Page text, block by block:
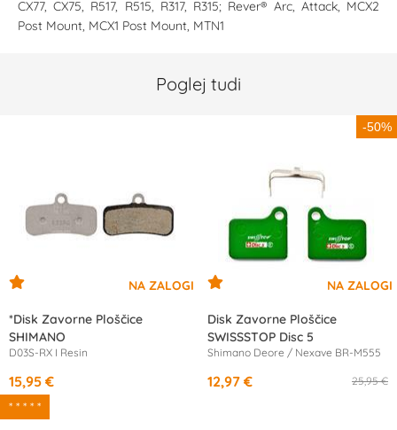
CX77, CX75, R517, R515, R317, R315; Rever® Arc, Attack, MCX2
Post Mount, MCX1 Post Mount, MTN1
Poglej tudi
*Disk Zavorne Ploščice
SHIMANO
D03S-RX I Resin
15,95 €
-50%
Disk Zavorne Ploščice
SWISSSTOP Disc 5
Shimano Deore / Nexave BR-M555
25,95 €
12,97 €
* * * * *